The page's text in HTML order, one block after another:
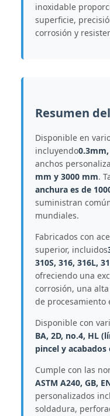
inoxidable
superficie,
corrosión y
Resumen
Disponible en
incluyendo
anchos
mm y 3000 mm.
anchura es de
suministran
mundiales.
Fabricados con
superior, incluidos
310S, 316, 316L,
ofreciendo una
corrosión, una
de procesamiento
Disponible con
BA, 2D, no.4, HL
pincel y acabados
Cumple con las
ASTM A240, GB,
personalizados
soldadura,